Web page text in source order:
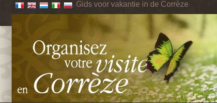
Gids voor vakantie in de Corrèze